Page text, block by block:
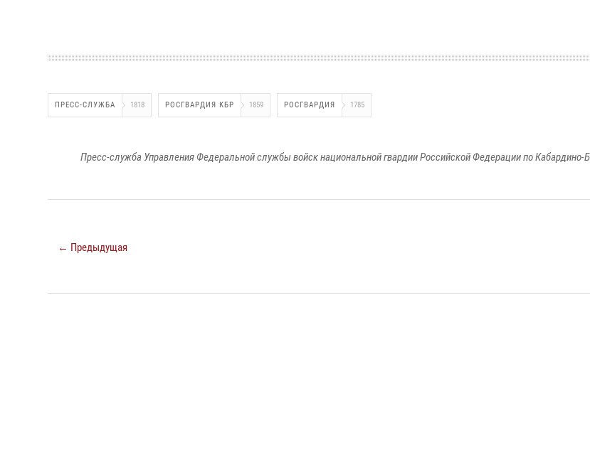
ПРЕСС-СЛУЖБА 1818 РОСГВАРДИЯ КБР 1859 РОСГВАРДИЯ 1785
Пресс-служба Управления Федеральной службы войск национальной гвардии Российской Федерации по Кабардино-
← Предыдущая